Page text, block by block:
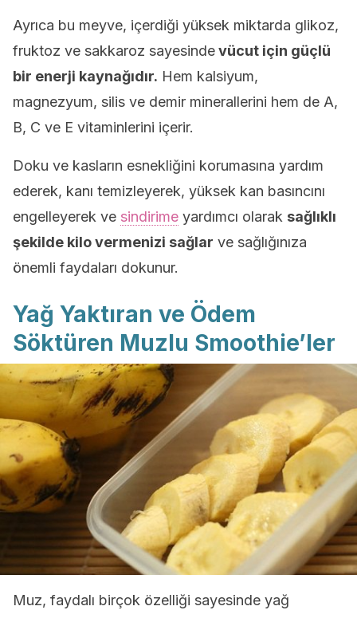
Ayrıca bu meyve, içerdiği yüksek miktarda glikoz,
fruktoz ve sakkaroz sayesindevücut için güçlü
bir enerji kaynağıdır. Hem kalsiyum,
magnezyum, silis ve demir minerallerini hem de A,
B, C ve E vitaminlerini içerir.
Doku ve kasların esnekliğini korumasına yardım
ederek, kanı temizleyerek, yüksek kan basıncını
engelleyerek ve sindirime yardımcı olarak sağlıklı
şekilde kilo vermenizi sağlar ve sağlığınıza
önemli faydaları dokunur.
Yağ Yaktıran ve Ödem
Söktüren Muzlu Smoothie’ler
Muz, faydalı birçok özelliği sayesinde yağ